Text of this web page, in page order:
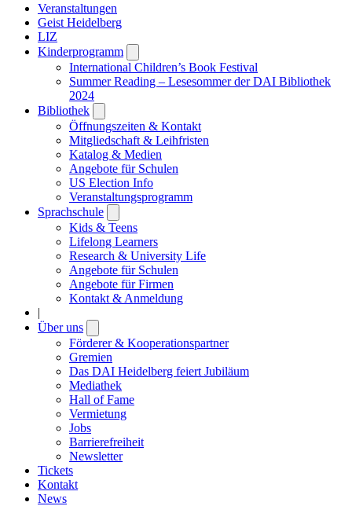
Veranstaltungen
Geist Heidelberg
LIZ
Kinderprogramm
submenu
International Children’s Book Festival
Summer Reading – Lesesommer der DAI Bibliothek
2024
Bibliothek
submenu
Öffnungszeiten & Kontakt
Mitgliedschaft & Leihfristen
Katalog & Medien
Angebote für Schulen
US Election Info
Veranstaltungsprogramm
Sprachschule
submenu
Kids & Teens
Lifelong Learners
Research & University Life
Angebote für Schulen
Angebote für Firmen
Kontakt & Anmeldung
|
Über uns
submenu
Förderer & Kooperationspartner
Gremien
Das DAI Heidelberg feiert Jubiläum
Mediathek
Hall of Fame
Vermietung
Jobs
Barrierefreiheit
Newsletter
Tickets
Kontakt
News